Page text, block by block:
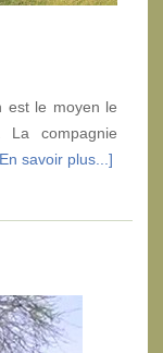
est le moyen le
compagnie
savoir plus...]